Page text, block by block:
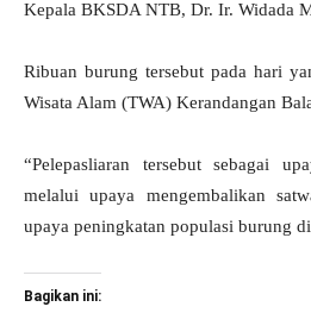
Kepala BKSDA NTB, Dr. Ir. Widada
Ribuan burung tersebut pada hari
Wisata Alam (TWA) Kerandangan
“Pelepasliaran tersebut sebagai
melalui upaya mengembalikan
upaya peningkatan populasi burung
Bagikan ini: